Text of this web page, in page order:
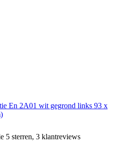
En 2A01 wit gegrond links 93 x
5 sterren, 3 klantreviews